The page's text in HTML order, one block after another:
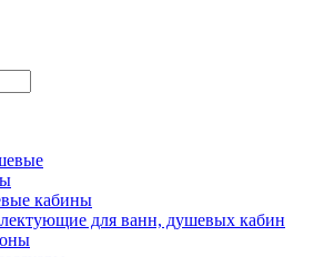
кабины
для ванн, душевых кабин